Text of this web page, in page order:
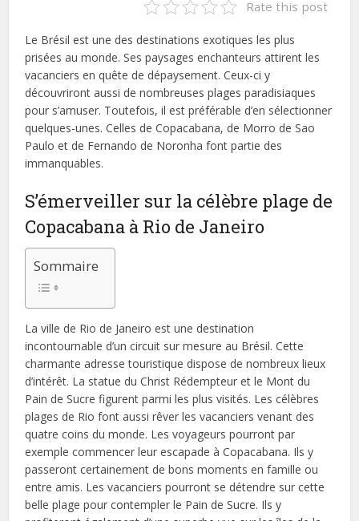
Rate this post
Le Brésil est une des destinations exotiques les plus
prisées au monde. Ses paysages enchanteurs attirent les
vacanciers en quête de dépaysement. Ceux-ci y
découvriront aussi de nombreuses plages paradisiaques
pour s’amuser. Toutefois, il est préférable d’en sélectionner
quelques-unes. Celles de Copacabana, de Morro de Sao
Paulo et de Fernando de Noronha font partie des
immanquables.
S’émerveiller sur la célèbre plage de
Copacabana à Rio de Janeiro
Sommaire
La ville de Rio de Janeiro est une destination
incontournable d’un circuit sur mesure au Brésil. Cette
charmante adresse touristique dispose de nombreux lieux
d’intérêt. La statue du Christ Rédempteur et le Mont du
Pain de Sucre figurent parmi les plus visités. Les célèbres
plages de Rio font aussi rêver les vacanciers venant des
quatre coins du monde. Les voyageurs pourront par
exemple commencer leur escapade à Copacabana. Ils y
passeront certainement de bons moments en famille ou
entre amis. Les vacanciers pourront se détendre sur cette
belle plage pour contempler le Pain de Sucre. Ils y